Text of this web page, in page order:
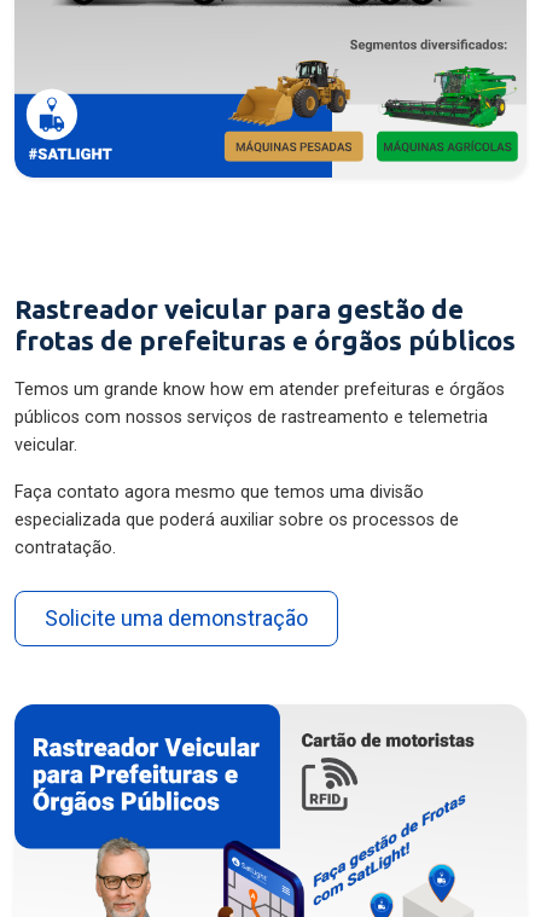
Rastreador veicular para gestão de
frotas de prefeituras e órgãos públicos
Temos um grande know how em atender prefeituras e órgãos
públicos com nossos serviços de rastreamento e telemetria
veicular.
Faça contato agora mesmo que temos uma divisão
especializada que poderá auxiliar sobre os processos de
contratação.
Solicite uma demonstração